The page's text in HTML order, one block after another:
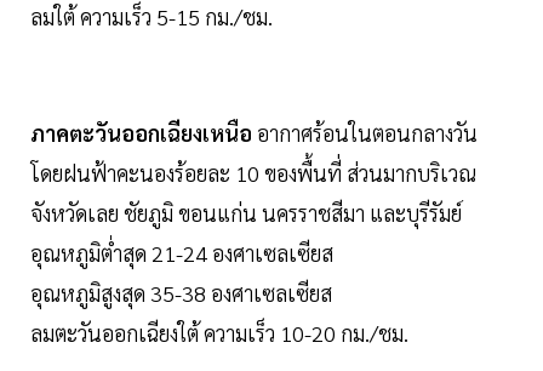
ลมใต้ ความเร็ว 5-15 กม./ชม.
ภาคตะวันออกเฉียงเหนือ อากาศร้อนในตอนกลางวัน
โดยฝนฟ้าคะนองร้อยละ 10 ของพื้นที่ ส่วนมากบริเวณ
จังหวัดเลย ชัยภูมิ ขอนแก่น นครราชสีมา และบุรีรัมย์
อุณหภูมิต่ำสุด 21-24 องศาเซลเซียส
อุณหภูมิสูงสุด 35-38 องศาเซลเซียส
ลมตะวันออกเฉียงใต้ ความเร็ว 10-20 กม./ชม.